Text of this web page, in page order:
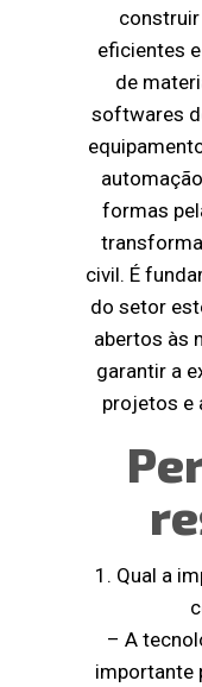
eficientes
de
softwares
formas
civil. É
do setor
abertos às
garantir a
projetos e
1. Qual a
– A
importante